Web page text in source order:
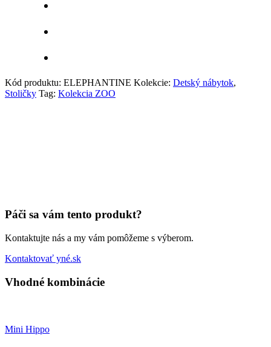
Kód produktu: ELEPHANTINE Kolekcie: Detský nábytok,
Stoličky Tag: Kolekcia ZOO
Páči sa vám tento produkt?
Kontaktujte nás a my vám pomôžeme s výberom.
Kontaktovať yné.sk
Vhodné kombinácie
Mini Hippo